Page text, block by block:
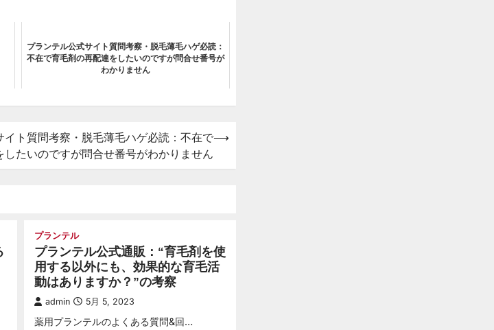
プランテル公式サイト質問考察・脱毛薄毛ハゲ必読：
不在で育毛剤の再配達をしたいのですが問合せ番号が
わかりません
イト質問考察・脱毛薄毛ハゲ必読：不在で
したいのですが問合せ番号がわかりません
⟶
プランテル
プランテル公式通販：“育毛剤を使
用する以外にも、効果的な育毛活
動はありますか？”の考察
admin 5月 5, 2023
薬用プランテルのよくある質問&回…